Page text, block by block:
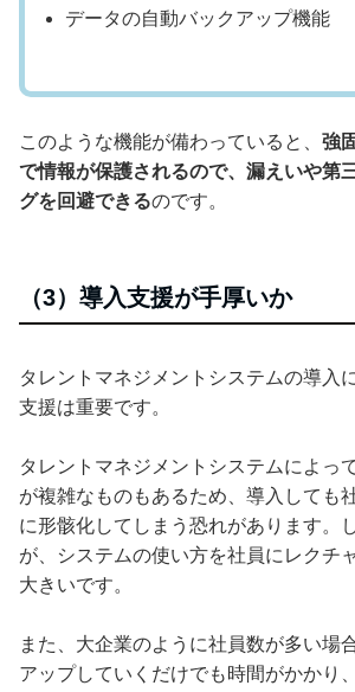
データの自動バックアップ機能
このような機能が備わっていると、 強
で情報が保護されるので、漏えいや第
グを回避できるのです。
（3）導入支援が手厚いか
タレントマネジメントシステムの導入
支援は重要です。
タレントマネジメントシステムによっ
が複雑なものもあるため、導入しても
に形骸化してしまう恐れがあります。
が、システムの使い方を社員にレクチ
大きいです。
また、大企業のように社員数が多い場
アップしていくだけでも時間がかかり